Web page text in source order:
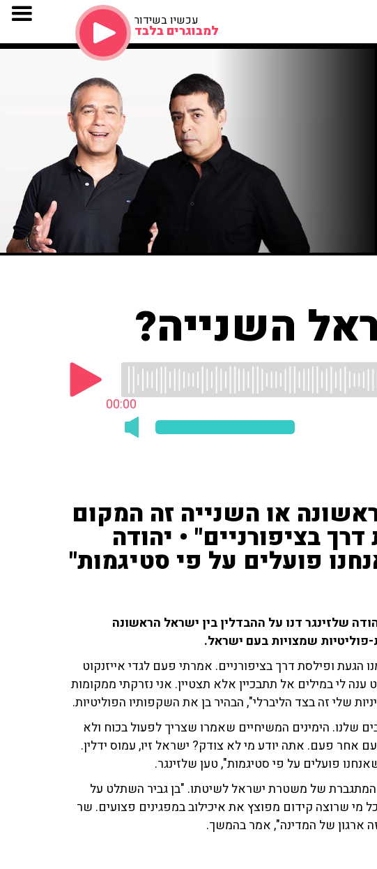
עכשיו בשידור
למבוגרים בלבד
השנייה?
00:00
או השנייה זה המקום
בציפורניים" • יהודה
פועלים על פי סטיגמות"
שלזינגר דנו על ההבדלין בין ישראל הראשונה
שמצויות בעם ישראל.
הגעת ופילסת דרך בציפורניים. אמרתי פעם לגדי אייזנקוט
ענה לי במילים אל תתבכיין אלא תצטיין. אני נזרקתי ממקומות
שלי זה בצד הליברלי", הבהיר בן את השקפותיו הפוליטיות.
שלנו. הימינים המשיחיים שאמרו שצריך לפעול בכוח ולא
אחר פעם. אתה יודע מי לא צודק? ישראל זיו, עמוס ידלין.
פועלים על פי סטיגמות", טען שלזינגר.
המתגברת של משטרת ישראל לשיטתו. "בן גביר השתלט על
שרוצה קידום מפוצץ את איכילוב במפגינים פצועים. שר
ארגון של המדינה", אמר בהמשך.